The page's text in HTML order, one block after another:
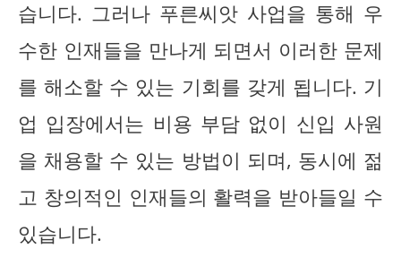
습니다. 그러나 푸른씨앗 사업을 통해 우
수한 인재들을 만나게 되면서 이러한 문제
를 해소할 수 있는 기회를 갖게 됩니다. 기
업 입장에서는 비용 부담 없이 신입 사원
을 채용할 수 있는 방법이 되며, 동시에 젊
고 창의적인 인재들의 활력을 받아들일 수
있습니다.